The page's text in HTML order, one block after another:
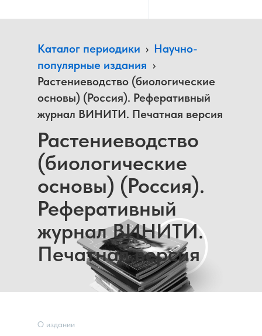
Каталог периодики › Научно-
популярные издания ›
Растениеводство (биологические
основы) (Россия). Реферативный
журнал ВИНИТИ. Печатная версия
Растениеводство
(биологические
основы) (Россия).
Реферативный
журнал ВИНИТИ.
Печатная версия
О издании